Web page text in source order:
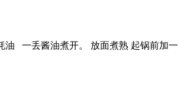
油 一丢酱油煮开。 放面煮熟 起锅前加一